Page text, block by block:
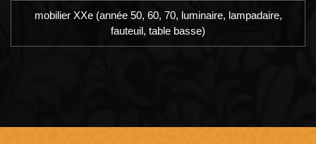
mobilier XXe (année 50, 60, 70, luminaire, lampadaire,
fauteuil, table basse)